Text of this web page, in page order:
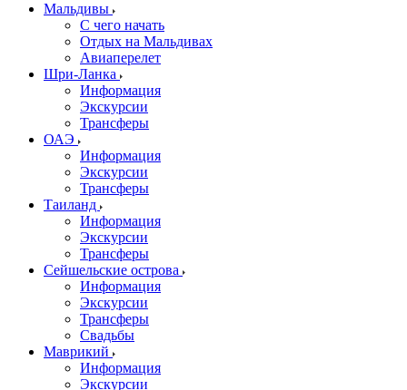
Мальдивы
С чего начать
Отдых на Мальдивах
Авиаперелет
Шри-Ланка
Информация
Экскурсии
Трансферы
ОАЭ
Информация
Экскурсии
Трансферы
Таиланд
Информация
Экскурсии
Трансферы
Сейшельские острова
Информация
Экскурсии
Трансферы
Свадьбы
Маврикий
Информация
Экскурсии